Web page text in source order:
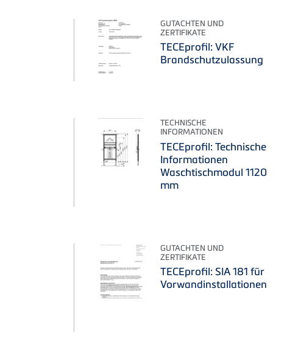
GUTACHTEN UND
ZERTIFIKATE
TECEprofil: VKF
Brandschutzulassung
TECHNISCHE
INFORMATIONEN
TECEprofil: Technische
Informationen
Waschtischmodul 1120
mm
GUTACHTEN UND
ZERTIFIKATE
TECEprofil: SIA 181 für
Vorwandinstallationen